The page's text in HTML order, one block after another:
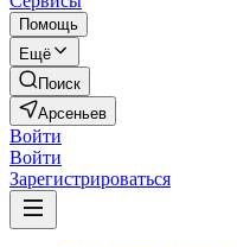
Помощь
Ещё
Поиск
Арсеньев
Войти
Войти
Зарегистрироваться